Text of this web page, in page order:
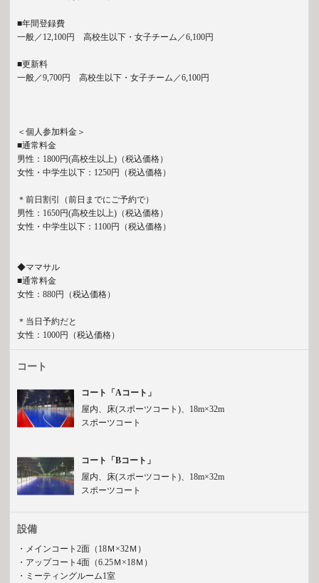
■年間登録費
一般／12,100円 高校生以下・女子チーム／6,100円
■更新料
一般／9,700円 高校生以下・女子チーム／6,100円
＜個人参加料金＞
■通常料金
男性：1800円(高校生以上)（税込価格）
女性・中学生以下：1250円（税込価格）
＊前日割引（前日までにご予約で）
男性：1650円(高校生以上)（税込価格）
女性・中学生以下：1100円（税込価格）
◆ママサル
■通常料金
女性：880円（税込価格）
＊当日予約だと
女性：1000円（税込価格）
コート
コート「Aコート」
屋内、床(スポーツコート)、18m×32m
スポーツコート
コート「Bコート」
屋内、床(スポーツコート)、18m×32m
スポーツコート
設備
・メインコート2面（18Ｍ×32Ｍ）
・アップコート4面（6.25Ｍ×18Ｍ）
・ミーティングルーム1室